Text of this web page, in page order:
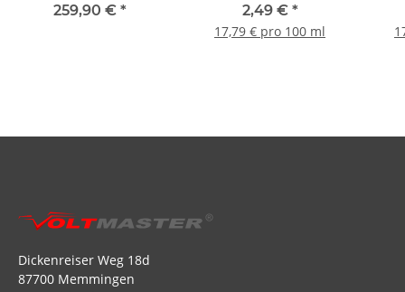
259,90 € *
2,49 € *
17,79 € pro 100 ml
Dickenreiser Weg 18d
87700 Memmingen